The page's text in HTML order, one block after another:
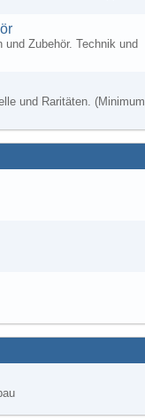
und Zubehör. Technik und
und Raritäten. (Minimum